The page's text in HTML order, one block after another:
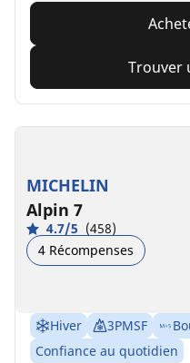
Trouver
MICHELIN
Alpin 7
4.7/5 (458)
4 Récompenses
Hiver 3PMSF
Confiance au quotidien